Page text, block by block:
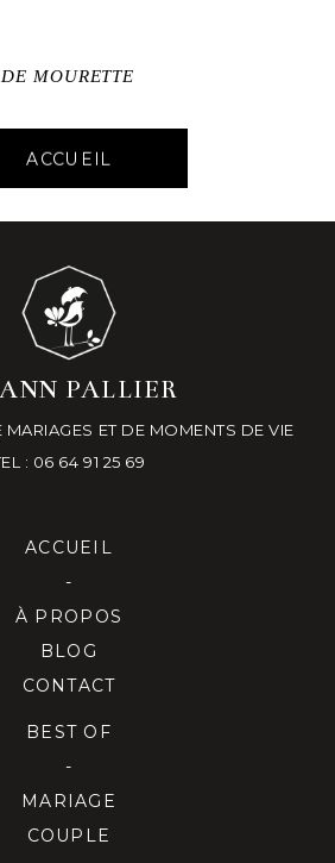
MOURETTE
ACCUEIL
PALLIER
ET DE MOMENTS DE VIE
: 06 64 91 25 69
ACCUEIL
-
À PROPOS
BLOG
CONTACT
BEST OF
-
MARIAGE
COUPLE